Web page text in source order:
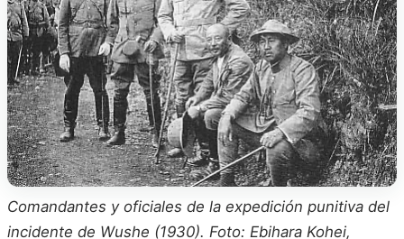
Comandantes y oficiales de la expedición punitiva del
incidente de Wushe (1930). Foto: Ebihara Kohei,